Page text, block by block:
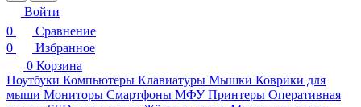
Войти
0
Сравнение
0
Избранное
0 Корзина
Ноутбуки Компьютеры Клавиатуры Мышки Коврики для
мыши Мониторы Смартфоны МФУ Принтеры Оперативная